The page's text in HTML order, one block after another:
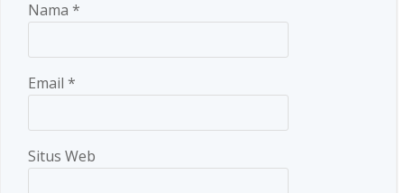
Nama *
Email *
Situs Web